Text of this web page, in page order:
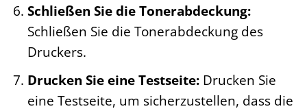
Schließen Sie die Tonerabdeckung:
Schließen Sie die Tonerabdeckung des
Druckers.
Drucken Sie eine Testseite:Drucken Sie
eine Testseite, um sicherzustellen, dass die